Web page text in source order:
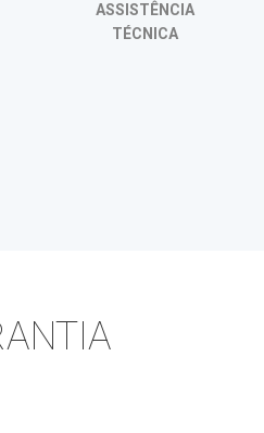
ASSISTÊNCIA
TÉCNICA